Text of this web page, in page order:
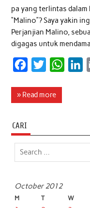
pa yang terlintas dalam
“Malino”? Saya yakin
Perjanjian Malino,
digagas untuk
c
o
o
i
e
r
W
A
d
» Read more
CARI
October 2012
M T W